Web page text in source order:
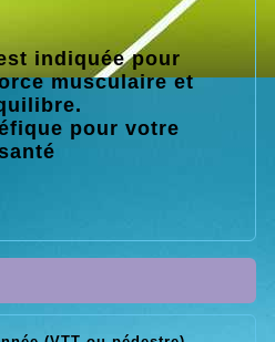
indiquée pour
musculaire et
pour votre